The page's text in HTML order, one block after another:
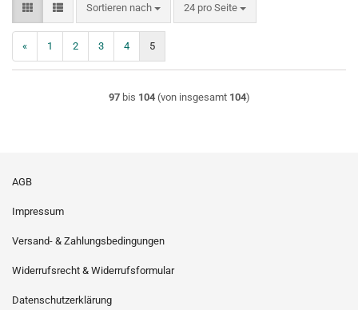
Sortieren nach
Sortieren nach 24 pro Seite
pro Seite
« 1 2 3 4 5
97bis 104(von insgesamt 104)
AGB
Impressum
Versand- & Zahlungsbedingungen
Widerrufsrecht & Widerrufsformular
Datenschutzerklärung